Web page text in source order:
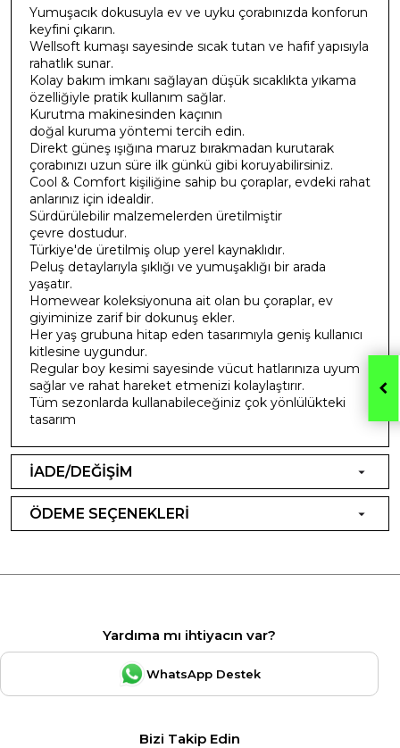
Yumuşacık dokusuyla ev ve uyku çorabınızda konforun
keyfini çıkarın.
Wellsoft kumaşı sayesinde sıcak tutan ve hafif yapısıyla
rahatlık sunar.
Kolay bakım imkanı sağlayan düşük sıcaklıkta yıkama
özelliğiyle pratik kullanım sağlar.
Kurutma makinesinden kaçının
doğal kuruma yöntemi tercih edin.
Direkt güneş ışığına maruz bırakmadan kurutarak
çorabınızı uzun süre ilk günkü gibi koruyabilirsiniz.
Cool & Comfort kişiliğine sahip bu çoraplar, evdeki rahat
anlarınız için idealdir.
Sürdürülebilir malzemelerden üretilmiştir
çevre dostudur.
Türkiye'de üretilmiş olup yerel kaynaklıdır.
Peluş detaylarıyla şıklığı ve yumuşaklığı bir arada
yaşatır.
Homewear koleksiyonuna ait olan bu çoraplar, ev
giyiminize zarif bir dokunuş ekler.
Her yaş grubuna hitap eden tasarımıyla geniş kullanıcı
kitlesine uygundur.
Regular boy kesimi sayesinde vücut hatlarınıza uyum
sağlar ve rahat hareket etmenizi kolaylaştırır.
Tüm sezonlarda kullanabileceğiniz çok yönlülükteki
tasarım
İADE/DEĞİŞİM
ÖDEME SEÇENEKLERİ
Yardıma mı ihtiyacın var?
WhatsApp Destek
Bizi Takip Edin